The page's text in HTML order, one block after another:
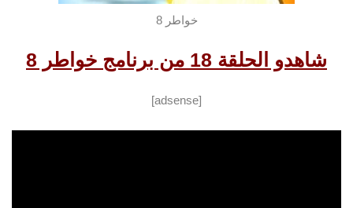
خواطر 8
شاهدو الحلقة 18 من برنامج خواطر 8
[adsense]